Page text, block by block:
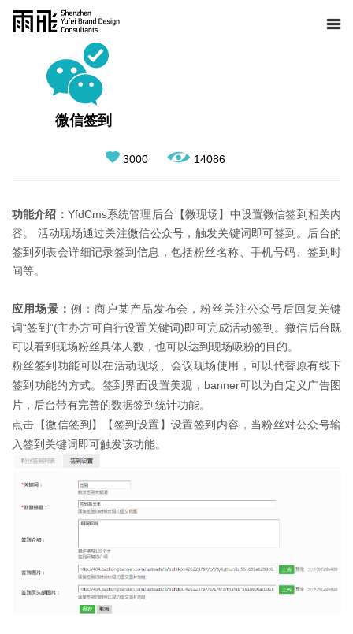
微信签到
3000 14086
功能介绍： YfdCms系统管理后台【微现场】中设置微信签到相关内
容。 活动现场通过关注微信公众号，触发关键词即可签到。后台的
签到列表会详细记录签到信息，包括粉丝名称、手机号码、签到时
间等。
应用场景： 例：商户某产品发布会，粉丝关注公众号后回复关键
词“签到”(主办方可自行设置关键词)即可完成活动签到。微信后台既
可以看到现场粉丝具体人数，也可以达到现场吸粉的目的。
粉丝签到功能可以在活动现场、会议现场使用，可以代替原有线下
签到功能的方式。签到界面设置美观，banner可以为自定义广告图
片，后台带有完善的数据签到统计功能。
点击【微信签到】【签到设置】设置签到内容，当粉丝对公众号输
入签到关键词即可触发该功能。